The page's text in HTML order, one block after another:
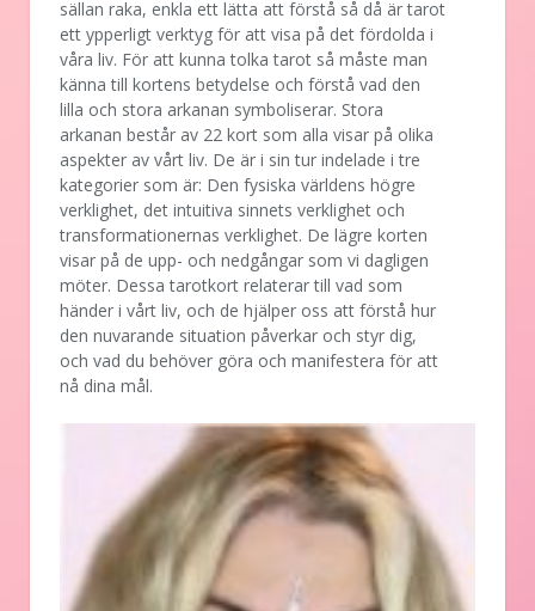
sällan raka, enkla ett lätta att förstå så då är tarot
ett ypperligt verktyg för att visa på det fördolda i
våra liv. För att kunna tolka tarot så måste man
känna till kortens betydelse och förstå vad den
lilla och stora arkanan symboliserar. Stora
arkanan består av 22 kort som alla visar på olika
aspekter av vårt liv. De är i sin tur indelade i tre
kategorier som är: Den fysiska världens högre
verklighet, det intuitiva sinnets verklighet och
transformationernas verklighet. De lägre korten
visar på de upp- och nedgångar som vi dagligen
möter. Dessa tarotkort relaterar till vad som
händer i vårt liv, och de hjälper oss att förstå hur
den nuvarande situation påverkar och styr dig,
och vad du behöver göra och manifestera för att
nå dina mål.